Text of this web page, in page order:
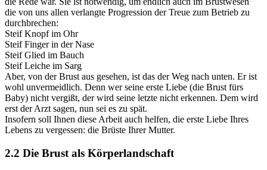
die von uns allen verlangte Progression der Treue zum Betrieb zu
durchbrechen:
Steif Knopf im Ohr
Steif Finger in der Nase
Steif Glied im Bauch
Steif Leiche im Sarg
Aber, von der Brust aus gesehen, ist das der Weg nach unten. Er ist
wohl unvermeidlich. Denn wer seine erste Liebe (die Brust fürs
Baby) nicht vergißt, der wird seine letzte nicht erkennen. Dem wird
erst der Arzt sagen, nun sei es zu spät.
Insofern soll Ihnen diese Arbeit auch helfen, die erste Liebe Ihres
Lebens zu vergessen: die Brüste Ihrer Mutter.
2.2 Die Brust als Körperlandschaft